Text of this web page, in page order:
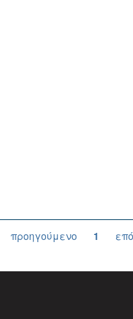
προηγούμενο 1